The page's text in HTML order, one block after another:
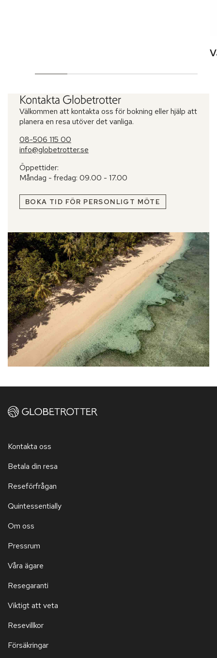
Kontakta Globetrotter
Välkommen att kontakta oss för bokning eller hjälp att
planera en resa utöver det vanliga.
08-506 115 00
info@globetrotter.se
Öppettider:
Måndag - fredag: 09.00 - 17.00
BOKA TID FÖR PERSONLIGT MÖTE
Kontakta oss
Betala din resa
Reseförfrågan
Quintessentially
Om oss
Pressrum
Våra ägare
Resegaranti
Viktigt att veta
Resevillkor
Försäkringar